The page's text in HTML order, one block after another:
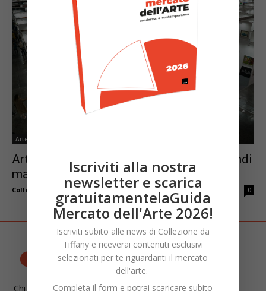
Arte Padova
ArtePadova 2025: la 35ª edizione tra grandi
maestri e nuovi talenti
Collezione da Tiffany - Ottobre 22, 2025 0
Chi siamo
Iscriviti alla nostra
newsletter e scarica
gratuitamentelaGuida
Mercato dell'Arte 2026!
Iscriviti subito alle news di Collezione da
Tiffany e riceverai contenuti esclusivi
selezionati per te riguardanti il mercato
dell'arte.
Completa il form e potrai scaricare subito